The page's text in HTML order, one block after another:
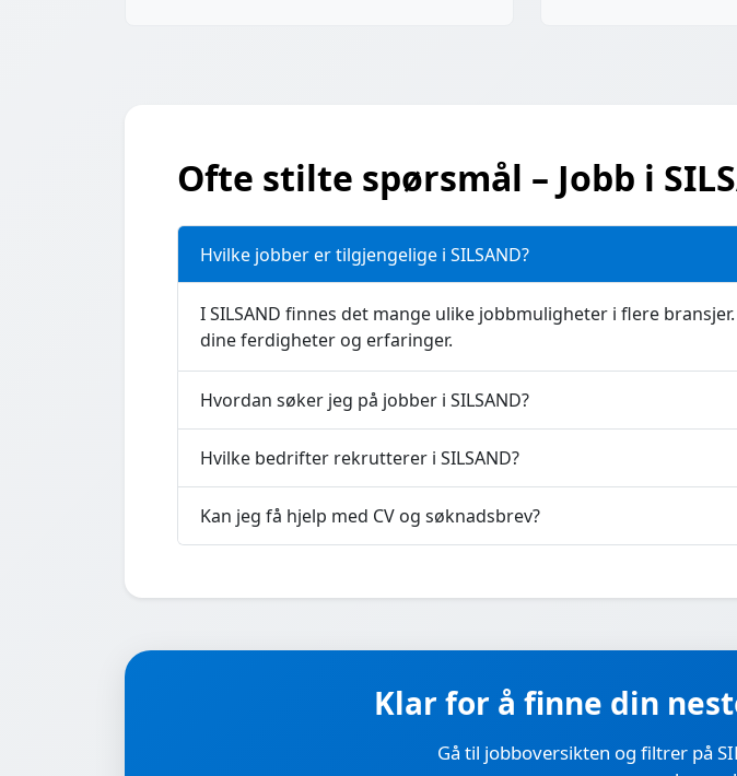
Ofte stilte spørsmål – Jobb i
Hvilke jobber er tilgjengelige i SILSAND?
I SILSAND finnes det mange ulike jobbmuligheter i flere
dine ferdigheter og erfaringer.
Hvordan søker jeg på jobber i SILSAND?
Hvilke bedrifter rekrutterer i SILSAND?
Kan jeg få hjelp med CV og søknadsbrev?
Klar for å finne din
Gå til jobboversikten og filtrer på